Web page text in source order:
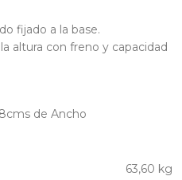
fijado a la base.
altura con freno y capacidad
de Ancho
63,60 kg